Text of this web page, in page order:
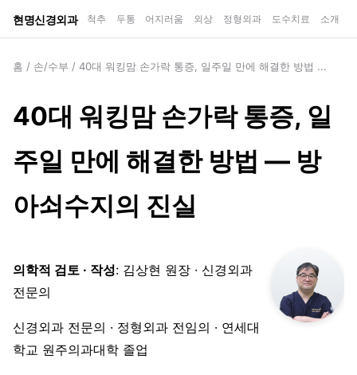
현명신경외과 척추 두통 어지러움 외상 정형외과 도수치료 소개
홈 / 손/수부 / 40대 워킹맘 손가락 통증, 일주일 만에 해결한 방법 ...
40대 워킹맘 손가락 통증, 일
주일 만에 해결한 방법 — 방
아쇠수지의 진실
의학적 검토 · 작성: 김상현 원장 · 신경외과
전문의
신경외과 전문의 · 정형외과 전임의 · 연세대
학교 원주의과대학 졸업